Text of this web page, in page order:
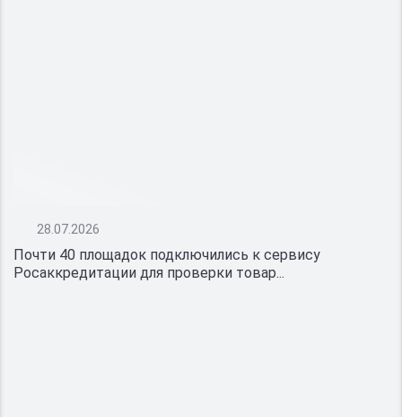
28.07.2026
Почти 40 площадок подключились к сервису
Росаккредитации для проверки товар...